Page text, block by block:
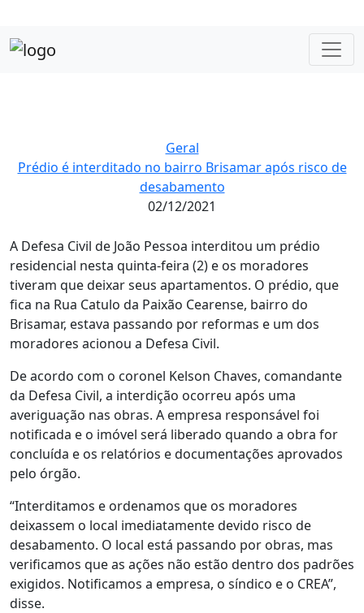
Geral
Prédio é interditado no bairro Brisamar após risco de
desabamento
02/12/2021
A Defesa Civil de João Pessoa interditou um prédio
residencial nesta quinta-feira (2) e os moradores
tiveram que deixar seus apartamentos. O prédio, que
fica na Rua Catulo da Paixão Cearense, bairro do
Brisamar, estava passando por reformas e um dos
moradores acionou a Defesa Civil.
De acordo com o coronel Kelson Chaves, comandante
da Defesa Civil, a interdição ocorreu após uma
averiguação nas obras. A empresa responsável foi
notificada e o imóvel será liberado quando a obra for
concluída e os relatórios e documentações aprovados
pelo órgão.
“Interditamos e ordenamos que os moradores
deixassem o local imediatamente devido risco de
desabamento. O local está passando por obras, mas
verificamos que as ações não estão dentro dos padrões
exigidos. Notificamos a empresa, o síndico e o CREA”,
disse.